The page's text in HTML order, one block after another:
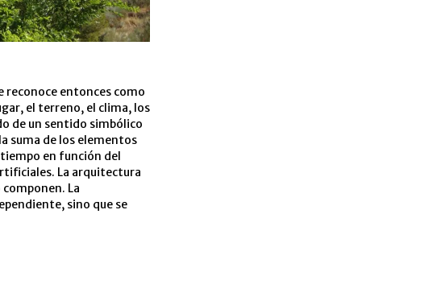
reconoce entonces como
el terreno, el clima, los
de un sentido simbólico
suma de los elementos
en función del
La arquitectura
La
sino que se